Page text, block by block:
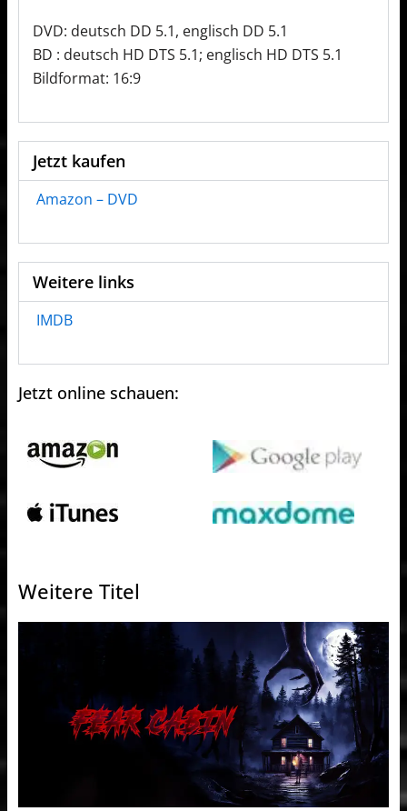
DVD: deutsch DD 5.1, englisch DD 5.1
BD : deutsch HD DTS 5.1; englisch HD DTS 5.1
Bildformat: 16:9
Jetzt kaufen
Amazon – DVD
Weitere links
IMDB
Jetzt online schauen:
Weitere Titel